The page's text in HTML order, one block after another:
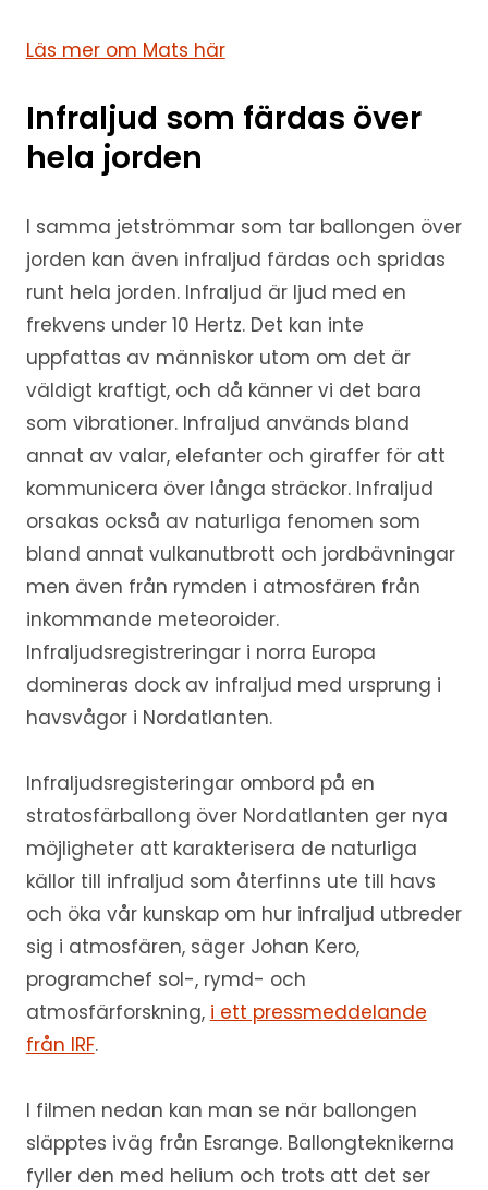
Läs mer om Mats här
Infraljud som färdas över
hela jorden
I samma jetströmmar som tar ballongen över
jorden kan även infraljud färdas och spridas
runt hela jorden. Infraljud är ljud med en
frekvens under 10 Hertz. Det kan inte
uppfattas av människor utom om det är
väldigt kraftigt, och då känner vi det bara
som vibrationer. Infraljud används bland
annat av valar, elefanter och giraffer för att
kommunicera över långa sträckor. Infraljud
orsakas också av naturliga fenomen som
bland annat vulkanutbrott och jordbävningar
men även från rymden i atmosfären från
inkommande meteoroider.
Infraljudsregistreringar i norra Europa
domineras dock av infraljud med ursprung i
havsvågor i Nordatlanten.
Infraljudsregisteringar ombord på en
stratosfärballong över Nordatlanten ger nya
möjligheter att karakterisera de naturliga
källor till infraljud som återfinns ute till havs
och öka vår kunskap om hur infraljud utbreder
sig i atmosfären, säger Johan Kero,
programchef sol-, rymd- och
atmosfärforskning, i ett pressmeddelande
från IRF.
I filmen nedan kan man se när ballongen
släpptes iväg från Esrange. Ballongteknikerna
fyller den med helium och trots att det ser